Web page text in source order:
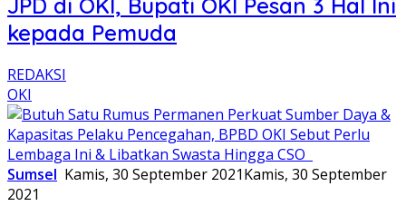
JPD di OKI, Bupati OKI Pesan 3 Hal Ini
kepada Pemuda
REDAKSI
OKI
Sumsel Kamis, 30 September 2021Kamis, 30 September
2021